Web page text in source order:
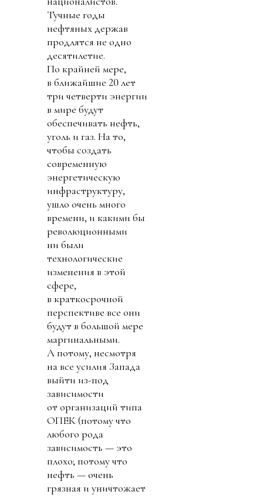
Тучные годы
нефтяных держав
продлятся не одно
десятилетие.
По крайней мере,
в ближайшие 20 лет
три четверти энергии
в мире будут
обеспечивать нефть,
уголь и газ. На то,
чтобы создать
современную
энергетическую
инфраструктуру,
ушло очень много
времени, и какими бы
революционными
ни были
технологические
изменения в этой
сфере,
в краткосрочной
перспективе все они
будут в большой мере
маргинальными.
А потому, несмотря
на все усилия Запада
выйти из-под
зависимости
от организаций типа
ОПЕК (потому что
любого рода
зависимость — это
плохо; потому что
нефть — очень
грязная и уничтожает